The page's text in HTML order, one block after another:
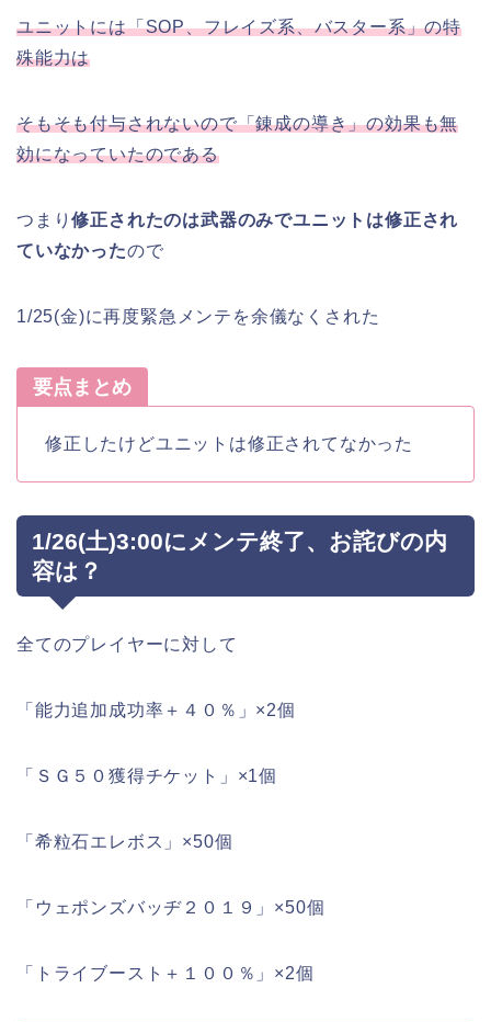
ユニットには「SOP、フレイズ系、バスター系」の特
殊能力は
そもそも付与されないので「錬成の導き」の効果も無
効になっていたのである
つまり修正されたのは武器のみでユニットは修正され
ていなかったので
1/25(金)に再度緊急メンテを余儀なくされた
要点まとめ
修正したけどユニットは修正されてなかった
1/26(土)3:00にメンテ終了、お詫びの内
容は？
全てのプレイヤーに対して
「能力追加成功率＋４０％」×2個
「ＳＧ５０獲得チケット」×1個
「希粒石エレボス」×50個
「ウェポンズバッヂ２０１９」×50個
「トライブースト＋１００％」×2個